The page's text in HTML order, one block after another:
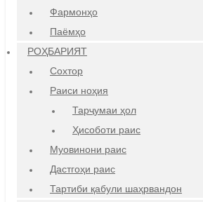
Фармонҳо
Паёмҳо
РОҲБАРИЯТ
Сохтор
Раиси ноҳия
Тарҷумаи ҳол
Ҳисоботи раис
Муовинони раис
Дастгоҳи раис
Тартиби қабули шаҳрвандон